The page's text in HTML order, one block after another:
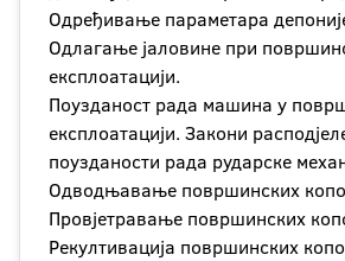
Одређивање параметара
Одлагање јаловине при
експлоатацији.
Поузданост рада машина у
експлоатацији. Закони
поузданости рада рударске
Одводњавање површинских
Провјетравање површинских
Рекултивација површинских